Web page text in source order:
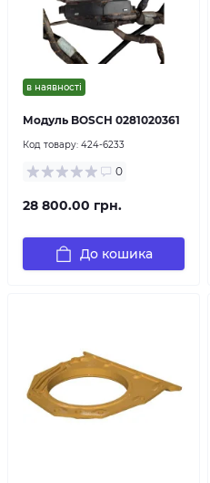
в наявності
Модуль BOSCH 0281020361
Код товару: 424-6233
0
28 800.00 грн.
До кошика